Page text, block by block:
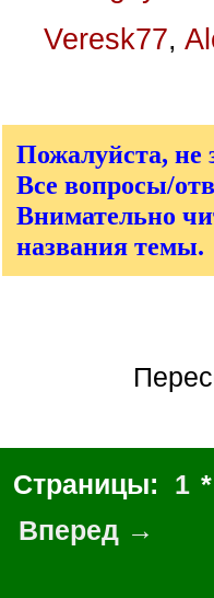
Veresk77,
Пожалуйста,
Все вопросы/
Внимательно
названия темы.
Страницы: 1 *
Вперед →